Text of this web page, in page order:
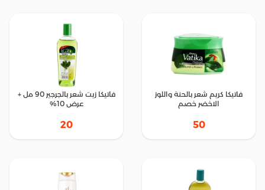
فاتيكا كريم شعر بالحنة واللوز
الاخضر خصم
50
فاتيكا زيت شعر بالجرجير 90 مل +
عرض 10%
20